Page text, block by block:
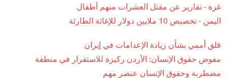
غزة - تقارير عن مقتل العشرات منهم أطفال
اليمن - تخصيص 10 ملايين دولار للإغاثة الطارئة
قلق أممي بشأن زيادة الإعدامات في إيران
مفوض حقوق الإنسان: الأردن ركيزة للاستقرار في منطقة
مضطربة وحقوق الإنسان عنصر مهم